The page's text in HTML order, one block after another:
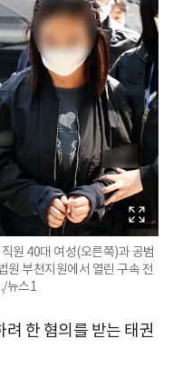
원 40대 여성(오른쪽)과 공범
원 부천지원에서 열린 구속 전
뉴스1
한 혐의를 받는 태권